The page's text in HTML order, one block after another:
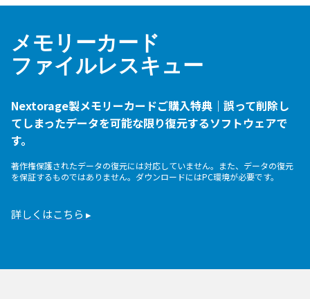
メモリーカード
ファイルレスキュー
Nextorage製メモリーカードご購入特典｜誤って削除し
てしまったデータを可能な限り復元するソフトウェアで
す。
著作権保護されたデータの復元には対応していません。また、データの復元
を保証するものではありません。ダウンロードにはPC環境が必要です。
詳しくはこちら ▸